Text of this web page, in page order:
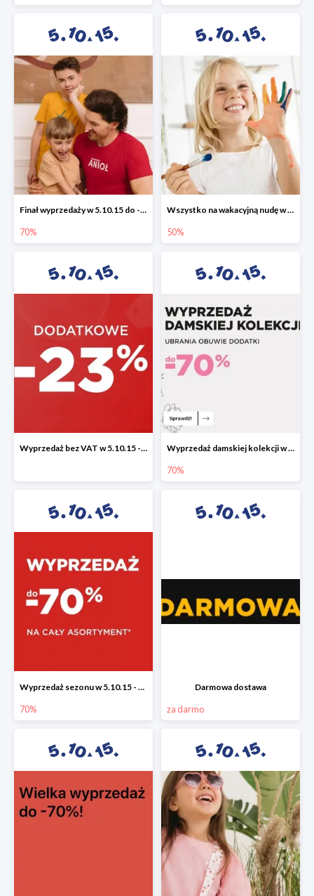
Finał wyprzedaży w 5.10.15 do -70%
70%
Wszystko na wakacyjną nudę w 5.10.15 - gry i zabawki do -50%
50%
Wyprzedaż bez VAT w 5.10.15 - dodatkowe -23% rabatu Wyprzedaż damskiej kolekcji w 5.10.15 - ubrania, obuwie i dodatki do -70%
70%
Wyprzedaż sezonu w 5.10.15 - cały asortyment -70%
70%
Darmowa dostawa
za darmo